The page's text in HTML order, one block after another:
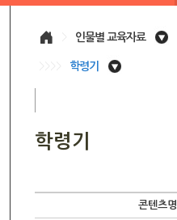
인물별 교육자료
학령기
학령기
콘텐츠명